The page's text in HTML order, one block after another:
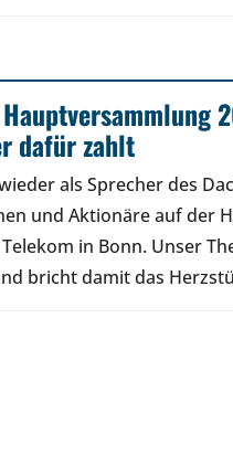
dafür zahlt
als Sprecher des
und Aktionäre auf der
in Bonn. Unser
bricht damit das